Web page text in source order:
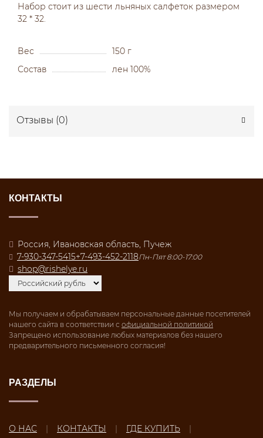
Набор стоит из шести льняных салфеток размером
32 * 32.
Вес
150 г
Состав
лен 100%
Отзывы (0)
КОНТАКТЫ
Россия, Ивановская область, Пучеж
7-930-347-5415+7-493-452-2118Пн-Пят 8:00-17:00
shop@rishelye.ru
Мы получаем и обрабатываем персональные данные посетителей
нашего сайта в соответствии с официальной политикой
Запрещено использование любых материалов без нашего
предварительного письменного согласия!
РАЗДЕЛЫ
О НАС КОНТАКТЫ ГДЕ КУПИТЬ